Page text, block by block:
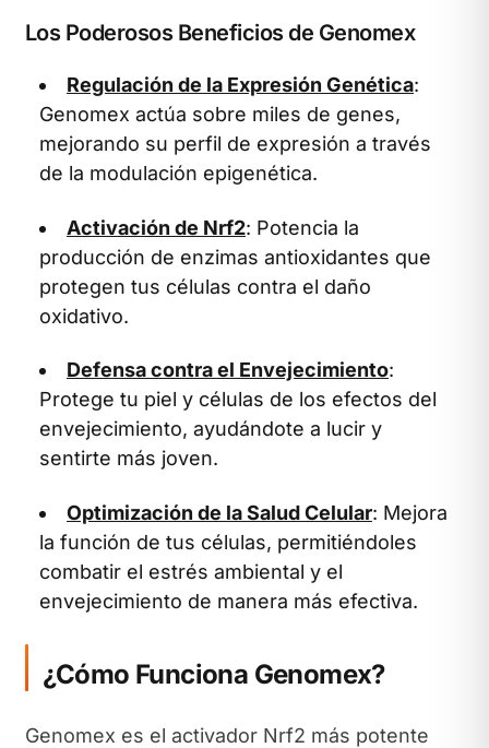
Los Poderosos Beneficios de Genomex
Regulación de la Expresión Genética:
Genomex actúa sobre miles de genes,
mejorando su perfil de expresión a través
de la modulación epigenética.
Activación de Nrf2: Potencia la
producción de enzimas antioxidantes que
protegen tus células contra el daño
oxidativo.
Defensa contra el Envejecimiento:
Protege tu piel y células de los efectos del
envejecimiento, ayudándote a lucir y
sentirte más joven.
Optimización de la Salud Celular: Mejora
la función de tus células, permitiéndoles
combatir el estrés ambiental y el
envejecimiento de manera más efectiva.
¿Cómo Funciona Genomex?
Genomex es el activador Nrf2 más potente